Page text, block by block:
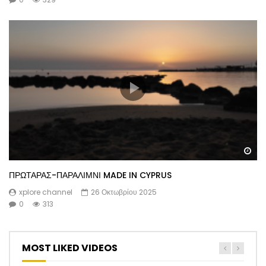
ΠΡΩΤΑΡΑΣ-ΠΑΡΑΛΙΜΝΙ MADE IN CYPRUS
xplore channel
26 Οκτωβρίου 2025
0
313
MOST LIKED VIDEOS